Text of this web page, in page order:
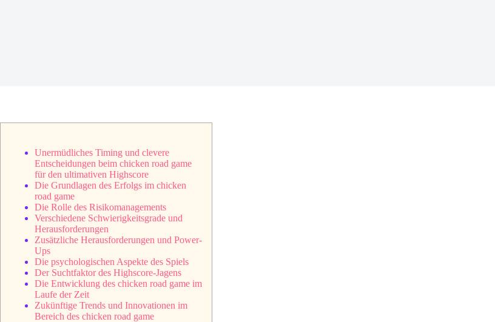
Unermüdliches Timing und clevere
Entscheidungen beim chicken road game
für den ultimativen Highscore
Die Grundlagen des Erfolgs im chicken
road game
Die Rolle des Risikomanagements
Verschiedene Schwierigkeitsgrade und
Herausforderungen
Zusätzliche Herausforderungen und Power-
Ups
Die psychologischen Aspekte des Spiels
Der Suchtfaktor des Highscore-Jagens
Die Entwicklung des chicken road game im
Laufe der Zeit
Zukünftige Trends und Innovationen im
Bereich des chicken road game